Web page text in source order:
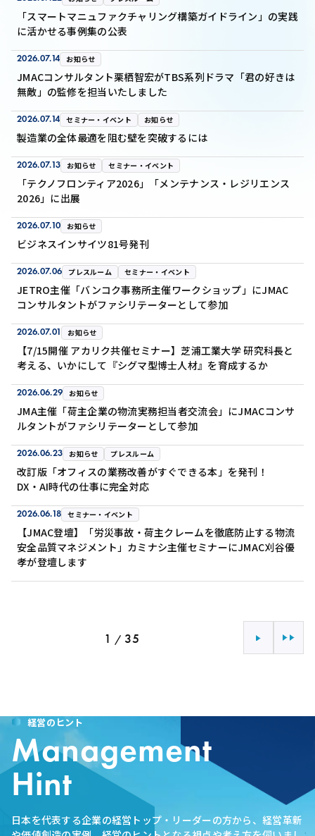
「スマートマニュファクチャリング構築ガイドライン」の実践
に活かせる事例集の公表
2026.07.14 お知らせ
JMACコンサルタント栗栖智宏がTBS系列ドラマ「君の好きは
無敵」の監修を担当いたしました
2026.07.14 セミナー・イベント お知らせ
製造業の全体最適を阻む壁を突破するには
2026.07.13 お知らせ セミナー・イベント
「テクノフロンティア2026」「メンテナンス・レジリエンス
2026」に出展
2026.07.10 お知らせ
ビジネスインサイツ81号発刊
2026.07.06 プレスルーム セミナー・イベント
JETRO主催「バンコク事務所主催ワークショップ」にJMAC
コンサルタントがファシリテーターとして参加
2026.07.01 お知らせ
【7/15開催 アカリク共催セミナー】芝浦工業大学 研究科長と
考える、いかにして『シグマ型博士人材』を育成するか
2026.06.29 お知らせ
JMA主催「荷主企業の物流実務担当者交流会」にJMACコンサ
ルタントがファシリテーターとして参加
2026.06.23 お知らせ プレスルーム
改訂版「オフィスの業務改善がすぐできる本」を発刊！
DX・AI時代の仕事に完全対応
2026.06.18 セミナー・イベント
【JMAC登壇】「労災事故・荷主クレームを徹底防止する物流
安全品質マネジメント」カミナシ主催セミナーにJMAC刈谷優
孝が登壇します
1 / 35 次へ 最後へ
経営のヒント
Management
Hint
日本を代表する企業の経営トップ・リーダーの方から、経営革新